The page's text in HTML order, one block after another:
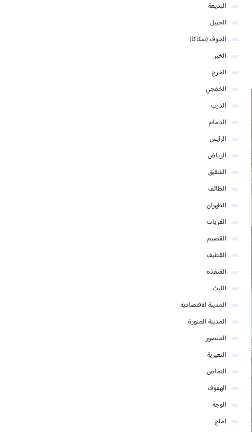
البديعة
الجبيل
الجوف (سكاكا)
الخبر
الخرج
الخفجي
الدرب
الدمام
الرايس
الرياض
الشقيق
الطائف
الظهران
القريات
القصيم
القطيف
القنفذه
الليث
المدينة الاقتصادية
المدينة المنورة
المنصور
النعيرية
النماص
الهفوف
الوجه
املج